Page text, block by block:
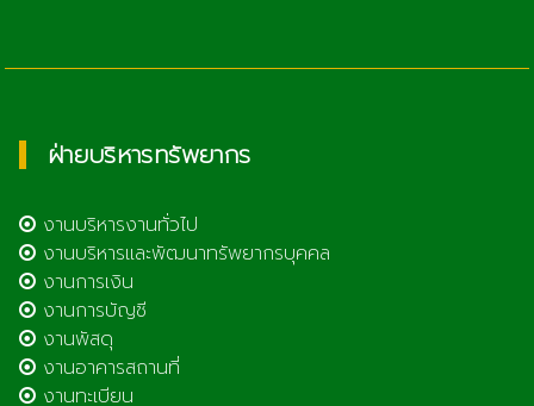
ฝ่ายบริหารทรัพยากร
งานบริหารงานทั่วไป
งานบริหารและพัฒนาทรัพยากรบุคคล
งานการเงิน
งานการบัญชี
งานพัสดุ
งานอาคารสถานที่
งานทะเบียน